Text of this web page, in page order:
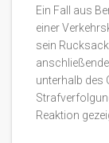
Ein Fall aus
einer
sein
unterhalb des
Reaktion